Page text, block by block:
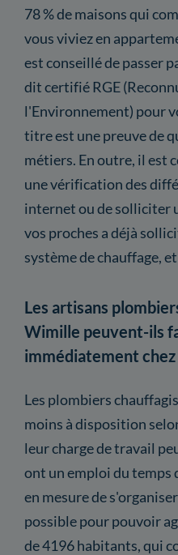
78 % de maisons qui
vous viviez en
est conseillé de passer
dit certifié RGE
l'Environnement) pour
titre est une preuve de
métiers. En outre, il est
une vérification des
internet ou de solliciter
vos proches a déjà
système de chauffage,
Les artisans
Wimille peuvent-ils
immédiatement chez
Les plombiers
moins à disposition
leur charge de travail
ont un emploi du temps
en mesure de
possible pour pouvoir
de 4196 habitants, qui